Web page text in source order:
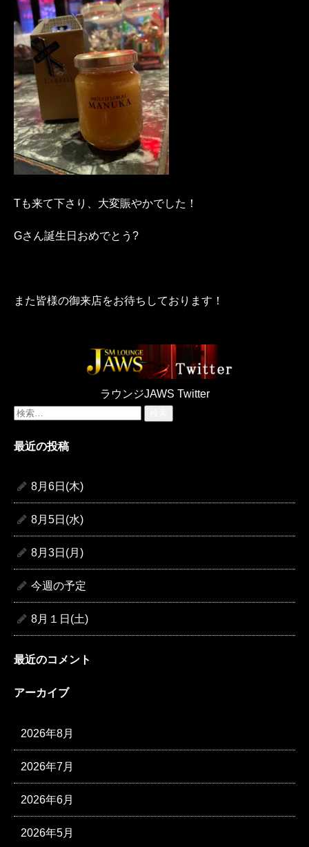
Tも来て下さり、大変賑やかでした！
Gさん誕生日おめでとう?
また皆様の御来店をお待ちしております！
ラウンジJAWS Twitter
検
最近の投稿
8月6日(木)
8月5日(水)
8月3日(月)
今週の予定
8月１日(土)
最近のコメント
アーカイブ
2026年8月
2026年7月
2026年6月
2026年5月